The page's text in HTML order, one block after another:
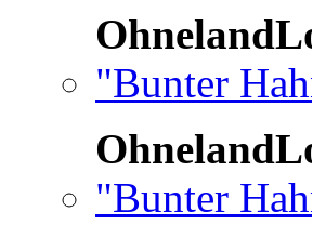
"Bunter
"Bunter